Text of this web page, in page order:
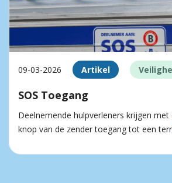
09-03-2026 Artikel
SOS Toegang
Deelnemende hulpverleners krijgen met
knop van de zender toegang tot een